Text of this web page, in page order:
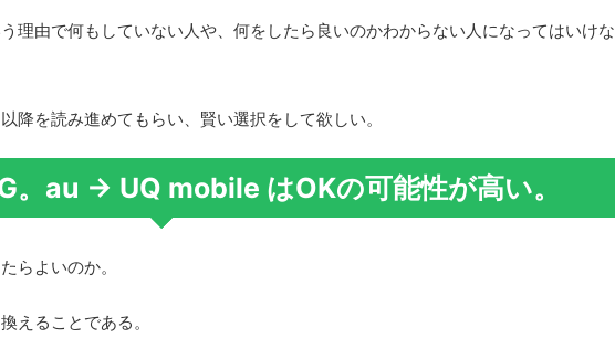
理由で何もしていない人や、何をしたら良いのかわからない人になってはいけな
降を読み進めてもらい、賢い選択をして欲しい。
au → UQ mobile はOKの可能性が高い。
らよいのか。
えることである。